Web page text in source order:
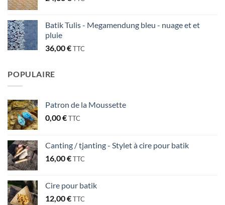
Batik Tulis - Megamendung bleu - nuage et et
pluie
36,00€TTC
POPULAIRE
Patron de la Moussette
0,00€TTC
Canting / tjanting - Stylet à cire pour batik
16,00€TTC
Cire pour batik
12,00€TTC